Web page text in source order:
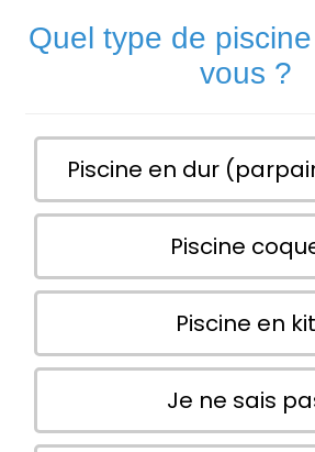
Quel type de
vous ?
Piscine en dur
Piscine
Piscine en kit
Je ne sais